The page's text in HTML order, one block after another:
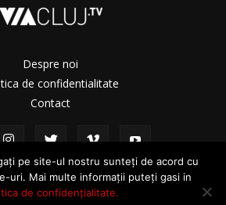
Despre noi
de confidentialitate
Contact
pe site-ul nostru sunteți de acord cu
uri. Mai multe informații puteți gasi in
de confidențialitate.